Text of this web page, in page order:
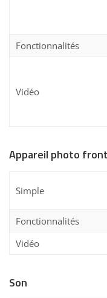
Fonctionnalités
Vidéo
Appareil photo
Simple
Fonctionnalités
Vidéo
Son